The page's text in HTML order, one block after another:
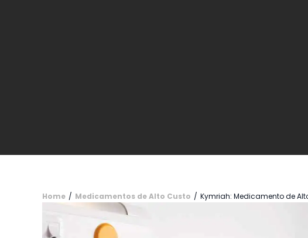
Home / Medicamentos de Alto Custo / Kymriah: Medicamento de